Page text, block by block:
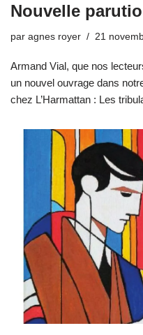
Nouvelle
par agnes royer 21
Armand Vial, que nos
un nouvel ouvrage dans
chez L’Harmattan : Les